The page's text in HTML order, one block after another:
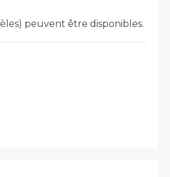
peuvent être disponibles.